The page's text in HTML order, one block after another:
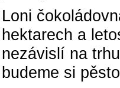
Loni
hektarech a
nezávislí na
budeme si